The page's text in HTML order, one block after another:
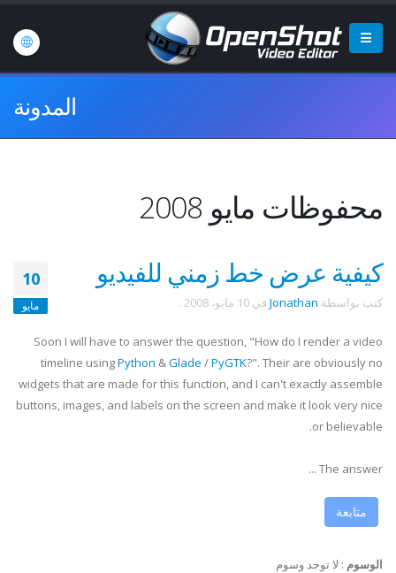
المدونة
محفوظات مايو 2008
10
مايو
كيفية عرض خط زمني للفيديو
كتب بواسطة Jonathan في 10 مايو، 2008 .
Soon I will have to answer the question, "How do I render a video
timeline usingPython &Glade /PyGTK?". Their are obviously no
widgets that are made for this function, and I can't exactly assemble
buttons, images, and labels on the screen and make it look very nice
or believable.
The answer ...
متابعة
الوسوم : لا توجد وسوم